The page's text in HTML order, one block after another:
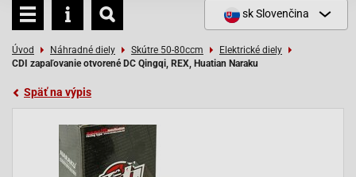
skSlovenčina
Úvod Náhradné diely Skútre 50-80ccm
Elektrické diely
CDI zapaľovanie otvorené DC Qingqi, REX, Huatian Naraku
Späť na výpis